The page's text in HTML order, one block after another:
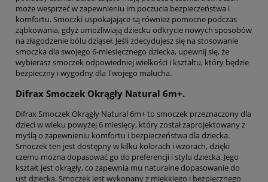
może wesprzeć w zapewnieniu im poczucia bezpieczeństwa i
komfortu. Smoczki uspokajające są również pomocne podczas
ząbkowania, gdyż umożliwiają dziecku odkrycie nowych sposobów
na złagodzenie bólu dziąseł. Jeśli zdecydujesz się na stosowanie
smoczka dla swojego 6-miesięcznego dziecka, upewnij się, że
wybierasz smoczek odpowiedniej wielkości i kształtu, który będzie
bezpieczny i wygodny dla Twojego malucha.
Difrax Smoczek Okrągły Natural 6m+.
Difrax Smoczek Okrągły Natural 6m+ to smoczek przeznaczony dla
dzieci w wieku powyżej 6 miesięcy, który został zaprojektowany z
myślą o zapewnieniu komfortu i bezpieczeństwa dla dziecka.
Smoczek ten jest dostępny w kilku kolorach i wzorach, dzięki
czemu można dopasować go do preferencji i stylu dziecka. Jego
kształt jest okrągły, co zapewnia mu naturalne dopasowanie do
ust dziecka. Smoczek jest wykonany z miękkiego i bezpiecznego